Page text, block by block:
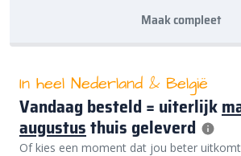
Maak compleet
In heel Nederland & België
Vandaag besteld = uiterlijk
augustusthuis geleverd
Of kies een moment dat jou beter